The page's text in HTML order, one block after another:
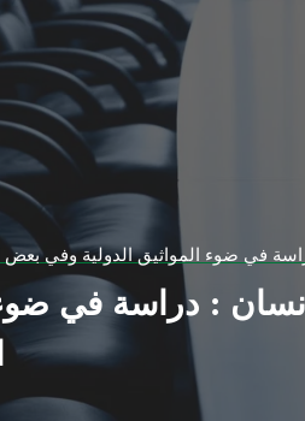
في ضوء المواثيق الدولية وفي بعض
: دراسة في